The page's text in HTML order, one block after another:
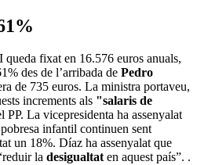
fixat en 16.576 euros anuals,
des de l’arribada de Pedro
de 735 euros. La ministra portaveu,
increments als "salaris de
PP. La vicepresidenta ha assenyalat
infantil continuen sent
un 18%. Díaz ha assenyalat que
la desigualtaten aquest país”. .